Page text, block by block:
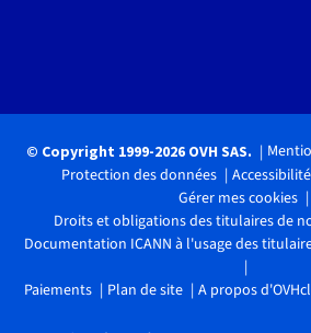
© Copyright 1999-2026 OVH SAS.
Protection des données
Gérer mes cookies
Droits et obligations des titulaires de
Documentation ICANN à l'usage des
Paiements Plan de site A propos